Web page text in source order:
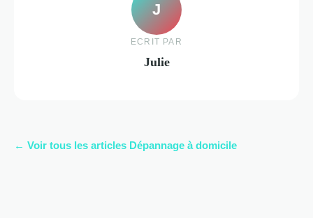
J
ECRIT PAR
Julie
← Voir tous les articles Dépannage à domicile